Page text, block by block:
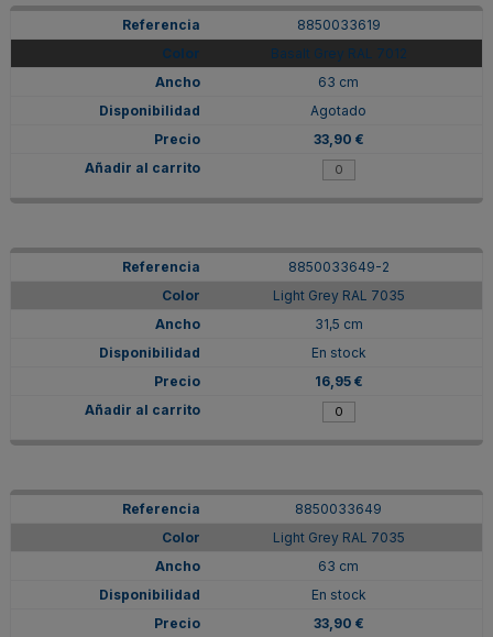
8850033619
Basalt Grey RAL 7012
63 cm
Agotado
33,90 €
8850033649-2
Light Grey RAL 7035
31,5 cm
En stock
16,95 €
8850033649
Light Grey RAL 7035
63 cm
En stock
33,90 €